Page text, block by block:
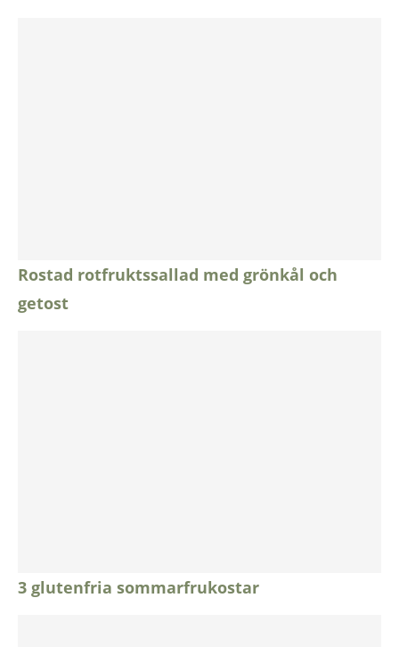
Rostad rotfruktssallad med grönkål och
getost
3 glutenfria sommarfrukostar